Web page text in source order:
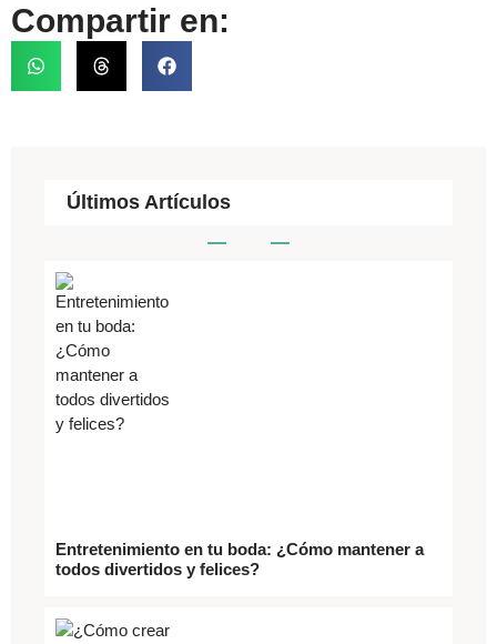
Compartir en:
Últimos Artículos
Entretenimiento en tu boda: ¿Cómo mantener a
todos divertidos y felices?